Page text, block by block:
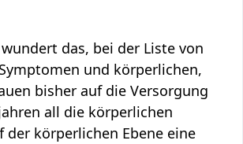
das, bei der Liste von
und körperlichen,
bisher auf die Versorgung
all die körperlichen
körperlichen Ebene eine